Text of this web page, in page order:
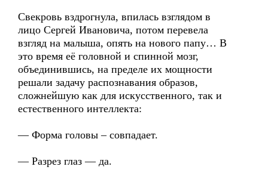
Свекровь вздрогнула, впилась взглядом в
лицо Сергей Ивановича, потом перевела
взгляд на малыша, опять на нового папу… В
это время её головной и спинной мозг,
объединившись, на пределе их мощности
решали задачу распознавания образов,
сложнейшую как для искусственного, так и
естественного интеллекта:
— Форма головы – совпадает.
— Разрез глаз — да.